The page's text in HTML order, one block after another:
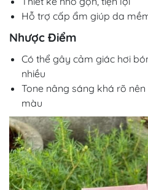
Hỗ trợ cấp ẩm giúp da
Nhược Điểm
Có thể gây cảm giác hơi
nhiều
Tone nâng sáng khá rõ
màu